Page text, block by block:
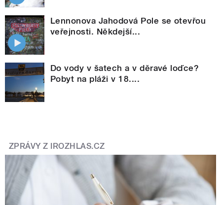
Lennonova Jahodová Pole se otevřou
veřejnosti. Někdejší...
Do vody v šatech a v děravé loďce?
Pobyt na pláži v 18....
ZPRÁVY Z IROZHLAS.CZ